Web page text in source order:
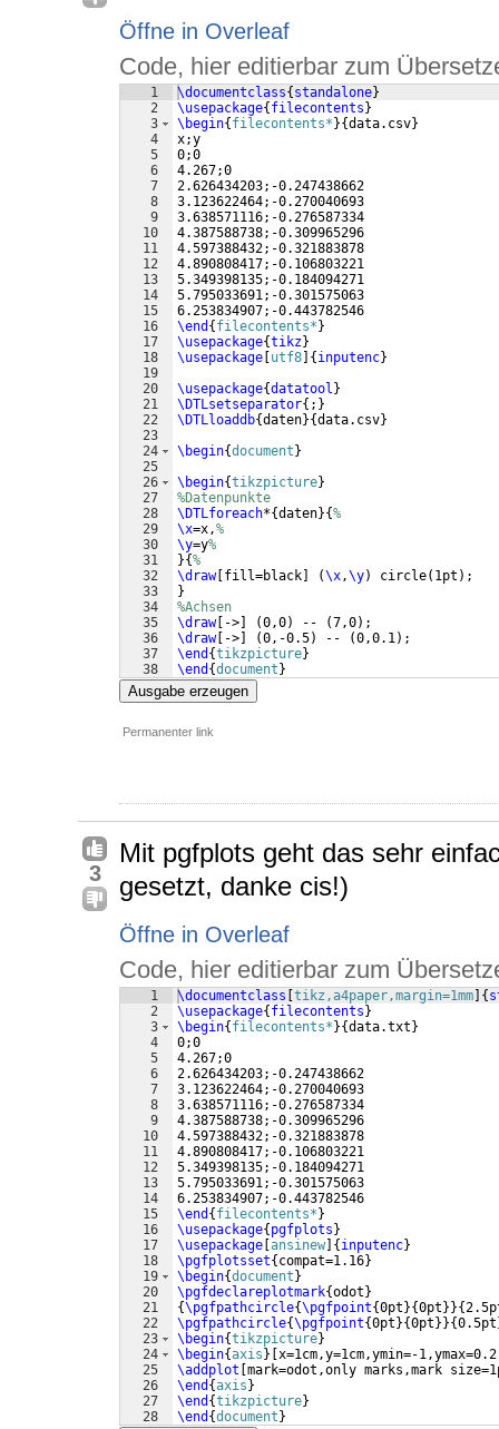
Öffne in Overleaf
Code, hier editierbar zum
1
2
3
4
5
6
7
8
9
10
11
12
13
14
15
16
17
18
19
20
21
22
23
24
25
26
27
28
29
30
31
32
33
34
35
36
37
38
\documentclass{ standalone}
\usepackage{ filecontents }
\begin{ filecontents* }{data.csv}
x;y
0;0
4.267;0
2.626434203;-0.247438662
3.123622464;-0.270040693
3.638571116;-0.276587334
4.387588738;-0.309965296
4.597388432;-0.321883878
4.890808417;-0.106803221
5.349398135;-0.184094271
5.795033691;-0.301575063
6.253834907;-0.443782546
\end { filecontents* }
\usepackage{tikz}
\usepackage utf8 { inputenc}
\usepackage{datatool }
\DTLsetseparator{ ; }
\DTLloaddb{daten}{data.csv}
\begin{document }
\begin{tikzpicture}
%Datenpunkte
\DTLforeach*{daten}{%
\x=x,%
\y=y%
}{%
\draw[ fill=black (\x,\y) circle( 1pt ) ;
}
%Achsen
\draw[ -> (0,0) -- (7,0) ;
\draw[ -> (0,-0.5) -- (0,0.1) ;
\end {tikzpicture}
\end {document }
Ausgabe erzeugen
Permanenter link
3
Mit pgfplots geht das sehr
gesetzt, danke cis!)
Öffne in Overleaf
Code, hier editierbar zum
1
2
3
4
5
6
7
8
9
10
11
12
13
14
15
16
17
18
19
20
21
22
23
24
25
26
27
28
\documentclass tikz,a4paper,margin=1mm {
\usepackage{ filecontents }
\begin{ filecontents* }{data.txt }
0;0
4.267;0
2.626434203;-0.247438662
3.123622464;-0.270040693
3.638571116;-0.276587334
4.387588738;-0.309965296
4.597388432;-0.321883878
4.890808417;-0.106803221
5.349398135;-0.184094271
5.795033691;-0.301575063
6.253834907;-0.443782546
\end { filecontents* }
\usepackage{ pgfplots }
\usepackage ansinew { inputenc}
\pgfplotsset{ compat=1.16}
\begin{document }
\pgfdeclareplotmark{odot }
{\pgfpathcircle{\pgfpoint{0pt }{0pt }}{
\pgfpathcircle{\pgfpoint{0pt }{0pt }}{0.5pt
\begin{tikzpicture}
\begin{axis } x=1cm,y=1cm,ymin=-1,ymax=0.2
\addplot mark=odot,only marks,mark
\end {axis }
\end {tikzpicture}
\end {document }